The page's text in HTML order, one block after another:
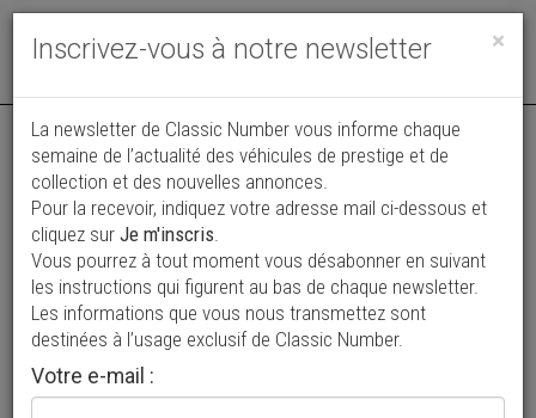
Toggle
Vos annonces vues par
plus de 4 millions de collectionneurs
Ajouter une annonce
×
Inscrivez-vous à notre newsletter
La newsletter de Classic Number vous informe chaque
semaine de l’actualité des véhicules de prestige et de
collection et des nouvelles annonces.
Pour la recevoir, indiquez votre adresse mail ci-dessous et
cliquez sur Je m'inscris.
Vous pourrez à tout moment vous désabonner en suivant
les instructions qui figurent au bas de chaque newsletter.
Les informations que vous nous transmettez sont
destinées à l’usage exclusif de Classic Number.
Votre e-mail :